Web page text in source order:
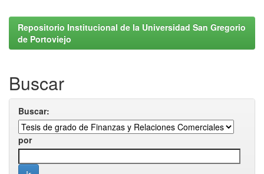
Repositorio Institucional de la Universidad San Gregorio
de Portoviejo
Buscar
Buscar:
por